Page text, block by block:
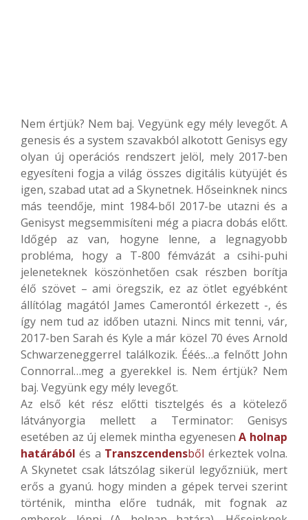
Nem értjük? Nem baj. Vegyünk egy mély levegőt. A
genesis és a system szavakból alkotott Genisys egy
olyan új operációs rendszert jelöl, mely 2017-ben
egyesíteni fogja a világ összes digitális kütyüjét és
igen, szabad utat ad a Skynetnek. Hőseinknek nincs
más teendője, mint 1984-ből 2017-be utazni és a
Genisyst megsemmisíteni még a piacra dobás előtt.
Időgép az van, hogyne lenne, a legnagyobb
probléma, hogy a T-800 fémvázát a csihi-puhi
jeleneteknek köszönhetően csak részben borítja
élő szövet – ami öregszik, ez az ötlet egyébként
állítólag magától James Camerontól érkezett -, és
így nem tud az időben utazni. Nincs mit tenni, vár,
2017-ben Sarah és Kyle a már közel 70 éves Arnold
Schwarzeneggerrel találkozik. Ééés…a felnőtt John
Connorral…meg a gyerekkel is. Nem értjük? Nem
baj. Vegyünk egy mély levegőt.
Az első két rész előtti tisztelgés és a kötelező
látványorgia mellett a Terminator: Genisys
esetében az új elemek mintha egyenesenA holnap
határából és a Transzcendensből érkeztek volna.
A Skynetet csak látszólag sikerül legyőzniük, mert
erős a gyanú. hogy minden a gépek tervei szerint
történik, mintha előre tudnák, mit fognak az